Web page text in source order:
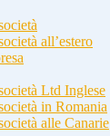
all’estero
Ltd Inglese
in Romania
alle Canarie